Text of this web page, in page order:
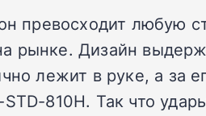
превосходит любую
рынке. Дизайн
лежит в руке, а за
810H. Так что